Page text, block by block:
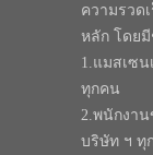
ความรวด
หลัก โดยมี
1.แมสเซ
ทุกคน
2.พนักงา
บริษัท ฯ ทุ